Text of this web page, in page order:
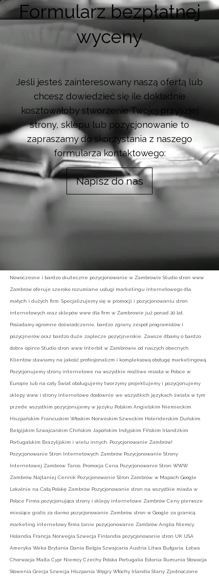
Formularz bezpłatnej
wyceny
Jeśli jesteś zainteresowany naszą ofertą lub
chcesz dowiedzieć się ile dokładnie
kosztowałoby stworzenie Twojej przyszłej
strony, sklepu lub pozycjonowanie to
zapraszamy do skorzystania z naszego
formularza kontaktowego:
Napisz do nas
Nowoczesne i bardzo skuteczne pozycjonowanie w Zambrowie Studio stron www
Zambrów oferuje szeroko rozumiane usługi marketingu internetowego dla
małych i dużych firm. Specjalizujemy się w promocji i pozycjonowaniu stron
internetowych oraz sklepów www dla firm w Zambrowie już ponad 20 lat.
Posiadamy ogromne doświadczenie, bardzo zgrany zespół programistów i
pozycjnerów oraz bardzo duże zaplecze pozycjnerskie. Zawsze dbamy o bardzo
dobre opinie Studio stron www Interbit w Zambrowie od naszych obecnych
Klientów stawiamy na jakość profesjonalizm i kompleksową obsługę marketingową.
Pozycjonujemy strony internetowe na wszystkie możliwe miasta w Polsce w
Europie lub na cały Świat obsługujemy tworzymy projektujemy i pozycjonujemy
sklepy www i strony internetowe dosłownie we wszystkich językach świata w tym
przede wszystkim pozycjonujemy w języku Polskim Angielskim Niemieckim
Hiszpańskim Francuskim Włoskim Norweskim Szweckim Holenderskim Duńskim
Belgijskim Szwajcarskim Chińskim Japońskim Indyjskim Fińskim Irlandzkim
Portugalskim Brazylijskim i wielu innych. Pozycjonowanie Zambrów!
Pozycjonowanie Stron Internetowych Zambrów Pozycjonowanie Strony
Internetowej Zambrów Tanio. Promocja Cena Pozycjonowanie Stron WWW
Zambrów Najtaniej Cennik Pozycjonowanie Stron Zambrów. w Mapach Google
Lokalnie na Całą Polskę Zambrów Pozycjonowanie stron na wszystkie miasta w
Polsce Firma pozycjonująca strony i sklepy internetowe Zambrów Ceny pierwsze
miesiące gratis za darmo pozycjonowanie Zambrów. stron w Google za granicą
marketing internetowy firma tanie pozycjonowanie Zambrów Anglia Niemcy
Holandia Francja Norwegia Szwecja Finlandia pozycjonowanie stron UK USA
Ameryka Weka Brytania Dania Belgia Szwajcaria Austria Litwa Bułgaria. Łotwa
Chorwacja Malta Cypr Niemcy Czechy Polska Portugalia Estonia Rumunia Słowacja
Słowenia Grecja Szwecja Hiszpania Węgry Włochy Irlandia Stany Zjednoczone